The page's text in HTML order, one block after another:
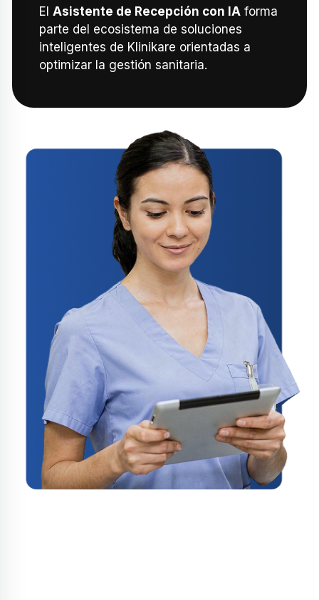
ElAsistente de Recepción con IA forma
parte del ecosistema de soluciones
inteligentes de Klinikare orientadas a
optimizar la gestión sanitaria.